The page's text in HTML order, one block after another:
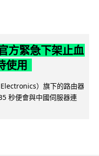
方緊急下架止血
使用
）旗下的路由器
秒便會與中國伺服器連